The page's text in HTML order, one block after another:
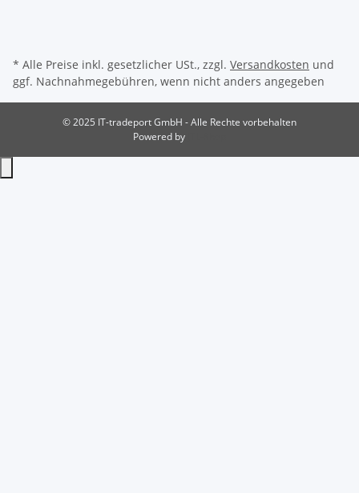
* Alle Preise inkl. gesetzlicher USt., zzgl. Versandkosten und
ggf. Nachnahmegebühren, wenn nicht anders angegeben
© 2025 IT-tradeport GmbH - Alle Rechte vorbehalten
Powered by